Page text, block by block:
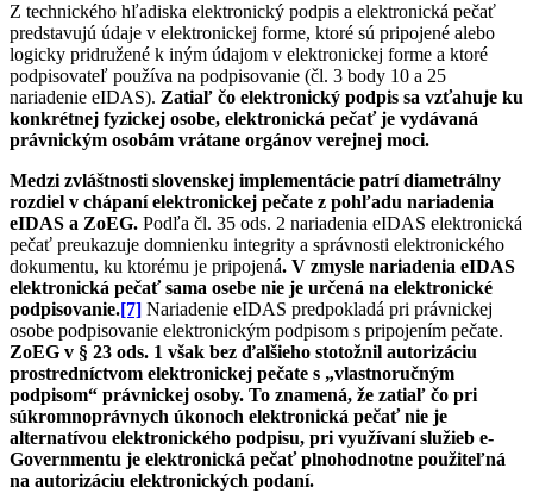
Z technického hľadiska elektronický podpis a elektronická pečať
predstavujú údaje v elektronickej forme, ktoré sú pripojené alebo
logicky pridružené k iným údajom v elektronickej forme a ktoré
podpisovateľ používa na podpisovanie (čl. 3 body 10 a 25
nariadenie eIDAS). Zatiaľ čo elektronický podpis sa vzťahuje ku
konkrétnej fyzickej osobe, elektronická pečať je vydávaná
právnickým osobám vrátane orgánov verejnej moci.
Medzi zvláštnosti slovenskej implementácie patrí diametrálny
rozdiel v chápaní elektronickej pečate z pohľadu nariadenia
eIDAS a ZoEG. Podľa čl. 35 ods. 2 nariadenia eIDAS elektronická
pečať preukazuje domnienku integrity a správnosti elektronického
dokumentu, ku ktorému je pripojená. V zmysle nariadenia eIDAS
elektronická pečať sama osebe nie je určená na elektronické
podpisovanie.[7] Nariadenie eIDAS predpokladá pri právnickej
osobe podpisovanie elektronickým podpisom s pripojením pečate.
ZoEG v § 23 ods. 1 však bez ďalšieho stotožnil autorizáciu
prostredníctvom elektronickej pečate s „vlastnoručným
podpisom“ právnickej osoby. To znamená, že zatiaľ čo pri
súkromnoprávnych úkonoch elektronická pečať nie je
alternatívou elektronického podpisu, pri využívaní služieb e-
Governmentu je elektronická pečať plnohodnotne použiteľná
na autorizáciu elektronických podaní.